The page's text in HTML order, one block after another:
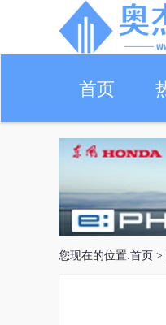
首页
您现在的位置:首页 >